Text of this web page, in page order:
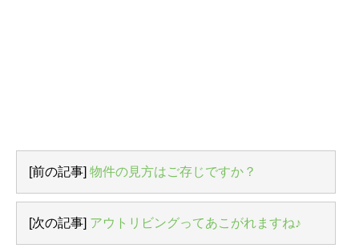
[前の記事] 物件の見方はご存じですか？
[次の記事] アウトリビングってあこがれますね♪